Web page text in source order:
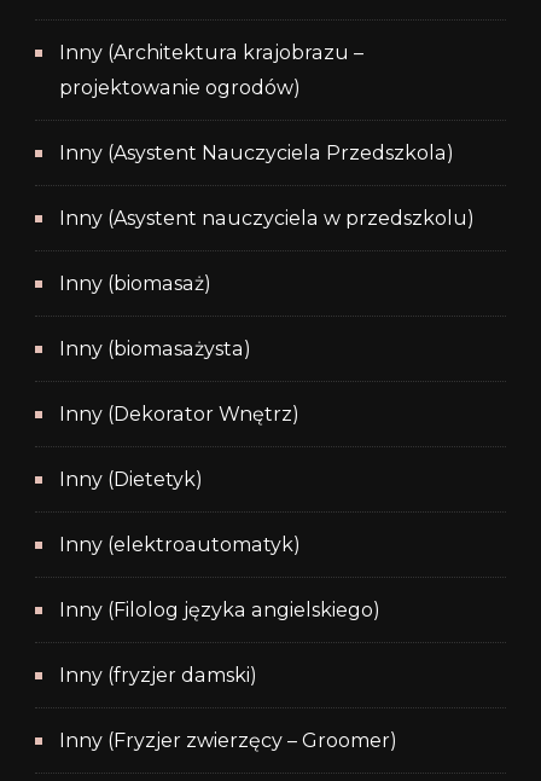
Inny (Architektura krajobrazu –
projektowanie ogrodów)
Inny (Asystent Nauczyciela Przedszkola)
Inny (Asystent nauczyciela w przedszkolu)
Inny (biomasaż)
Inny (biomasażysta)
Inny (Dekorator Wnętrz)
Inny (Dietetyk)
Inny (elektroautomatyk)
Inny (Filolog języka angielskiego)
Inny (fryzjer damski)
Inny (Fryzjer zwierzęcy – Groomer)